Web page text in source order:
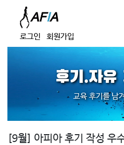
로그인 회원가입
후기.자유
교육 후기를 남
[9월] 아피아 후기 작성 우